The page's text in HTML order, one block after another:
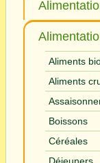
Aliments
Aliments
Boissons
Céréales